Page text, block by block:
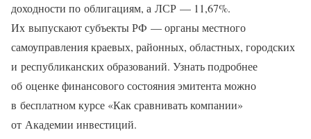
доходности по облигациям, а ЛСР — 11,67%.
Их выпускают субъекты РФ — органы местного
самоуправления краевых, районных, областных, городских
и республиканских образований. Узнать подробнее
об оценке финансового состояния эмитента можно
в бесплатном курсе «Как сравнивать компании»
от Академии инвестиций.